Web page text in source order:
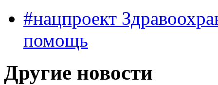
#нацпроект
помощь
Другие новости